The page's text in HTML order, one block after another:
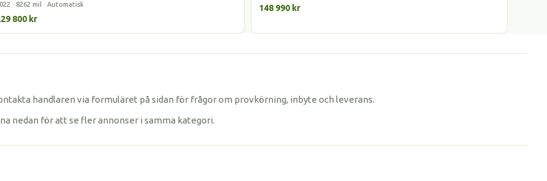
· 8262 mil · Automatisk
800 kr
148 990 kr
handlaren via formuläret på sidan för frågor om provkörning, inbyte och leverans.
nedan för att se fler annonser i samma kategori.